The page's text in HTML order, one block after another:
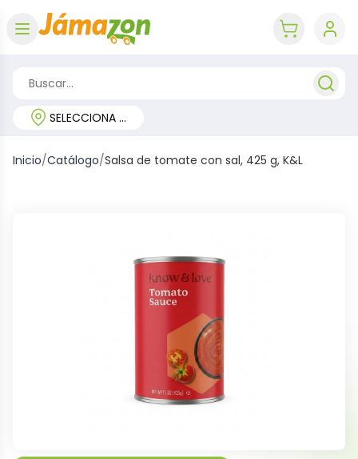
SELECCIONA TU REGIÓN
Inicio/Catálogo/Salsa de tomate con sal, 425 g, K&L